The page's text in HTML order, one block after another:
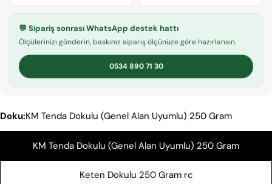
💬 Sipariş sonrası WhatsApp destek hattı
Ölçülerinizi gönderin, baskınız sipariş ölçünüze göre hazırlansın.
0534 890 71 30
Doku:KM Tenda Dokulu (Genel Alan Uyumlu) 250 Gram
KM Tenda Dokulu (Genel Alan Uyumlu) 250 Gram
Keten Dokulu 250 Gram rc
Paylaş
Facebook'ta
Pinterest'teki
Telefonunuz
Mesajın